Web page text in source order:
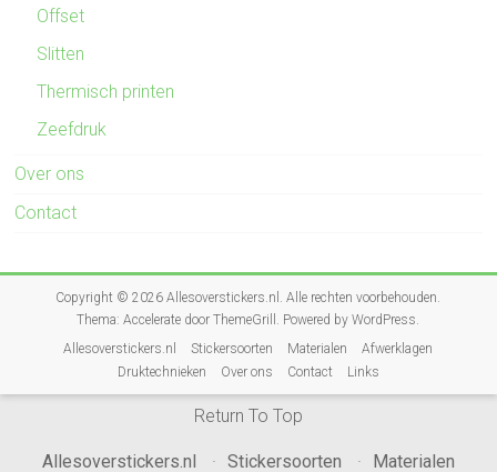
Offset
Slitten
Thermisch printen
Zeefdruk
Over ons
Contact
Copyright © 2026Allesoverstickers.nl
. Alle rechten voorbehouden.
Thema:Accelerate door ThemeGrill. Powered byWordPress
Allesoverstickers.nl
Stickersoorten Materialen
Afwerklagen
Druktechnieken
Over ons Contact Links
Return To Top
Allesoverstickers.nl Stickersoorten Materialen